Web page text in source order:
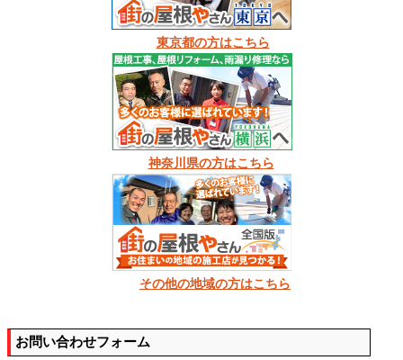
東京都の方はこちら
神奈川県の方はこちら
その他の地域の方はこちら
お問い合わせフォーム